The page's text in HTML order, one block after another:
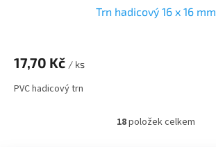
Trn hadicový 16 x 16 mm
17,70 Kč / ks
PVC hadicový trn
O
18položek celkem